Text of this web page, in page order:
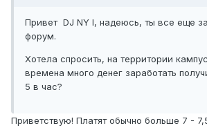
Привет DJ NY I, надеюсь, ты все еще
форум.
Хотела спросить, на территории
времена много денег заработать
5 в час?
Приветствую! Платят обычно больше 7 -